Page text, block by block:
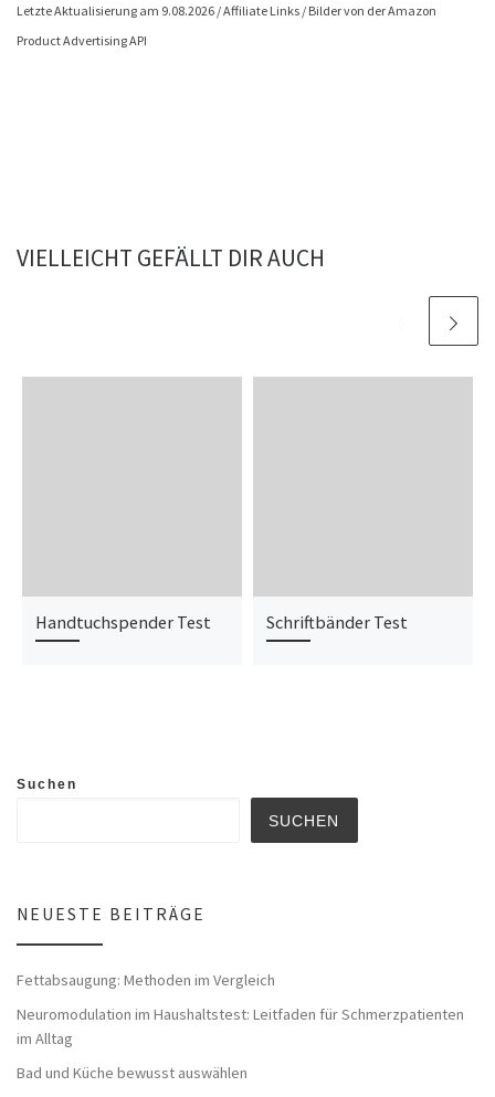
Letzte Aktualisierung am 9.08.2026 / Affiliate Links / Bilder von der Amazon
Product Advertising API
VIELLEICHT GEFÄLLT DIR AUCH
Handtuchspender Test Schriftbänder Test
Suchen
SUCHEN
NEUESTE BEITRÄGE
Fettabsaugung: Methoden im Vergleich
Neuromodulation im Haushaltstest: Leitfaden für Schmerzpatienten
im Alltag
Bad und Küche bewusst auswählen